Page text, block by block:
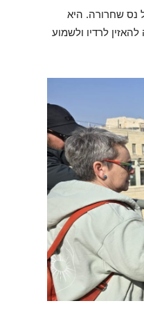
נס שחרורה. היא
לרדיו ולשמוע